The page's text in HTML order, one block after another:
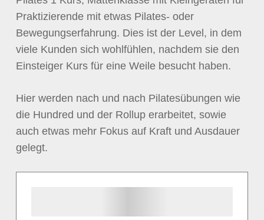
Praktizierende mit etwas Pilates- oder
Bewegungserfahrung. Dies ist der Level, in dem
viele Kunden sich wohlfühlen, nachdem sie den
Einsteiger Kurs für eine Weile besucht haben.
Hier werden nach und nach Pilatesübungen wie
die Hundred und der Rollup erarbeitet, sowie
auch etwas mehr Fokus auf Kraft und Ausdauer
gelegt.